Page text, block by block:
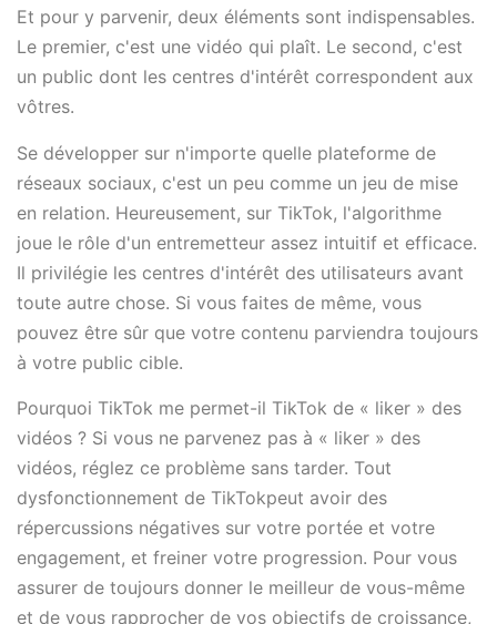
Et pour y parvenir, deux éléments sont indispensables.
Le premier, c'est une vidéo qui plaît. Le second, c'est
un public dont les centres d'intérêt correspondent aux
vôtres.
Se développer sur n'importe quelle plateforme de
réseaux sociaux, c'est un peu comme un jeu de mise
en relation. Heureusement, sur TikTok, l'algorithme
joue le rôle d'un entremetteur assez intuitif et efficace.
Il privilégie les centres d'intérêt des utilisateurs avant
toute autre chose. Si vous faites de même, vous
pouvez être sûr que votre contenu parviendra toujours
à votre public cible.
Pourquoi TikTok me permet-il TikTok de « liker » des
vidéos ? Si vous ne parvenez pas à « liker » des
vidéos, réglez ce problème sans tarder. Tout
dysfonctionnement de TikTokpeut avoir des
répercussions négatives sur votre portée et votre
engagement, et freiner votre progression. Pour vous
assurer de toujours donner le meilleur de vous-même
et de vous rapprocher de vos objectifs de croissance,